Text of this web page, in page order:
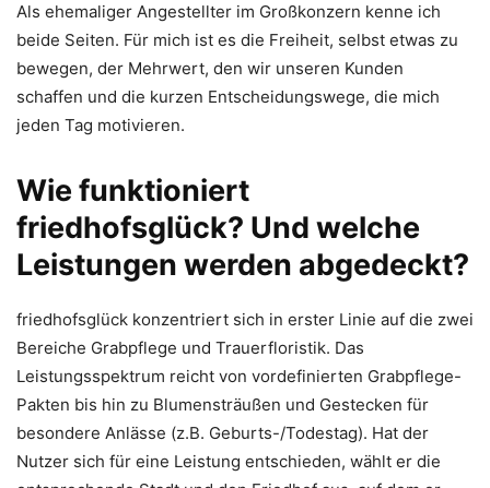
Als ehemaliger Angestellter im Großkonzern kenne ich
beide Seiten. Für mich ist es die Freiheit, selbst etwas zu
bewegen, der Mehrwert, den wir unseren Kunden
schaffen und die kurzen Entscheidungswege, die mich
jeden Tag motivieren.
Wie funktioniert
friedhofsglück? Und welche
Leistungen werden abgedeckt?
friedhofsglück konzentriert sich in erster Linie auf die zwei
Bereiche Grabpflege und Trauerfloristik. Das
Leistungsspektrum reicht von vordefinierten Grabpflege-
Pakten bis hin zu Blumensträußen und Gestecken für
besondere Anlässe (z.B. Geburts-/Todestag). Hat der
Nutzer sich für eine Leistung entschieden, wählt er die